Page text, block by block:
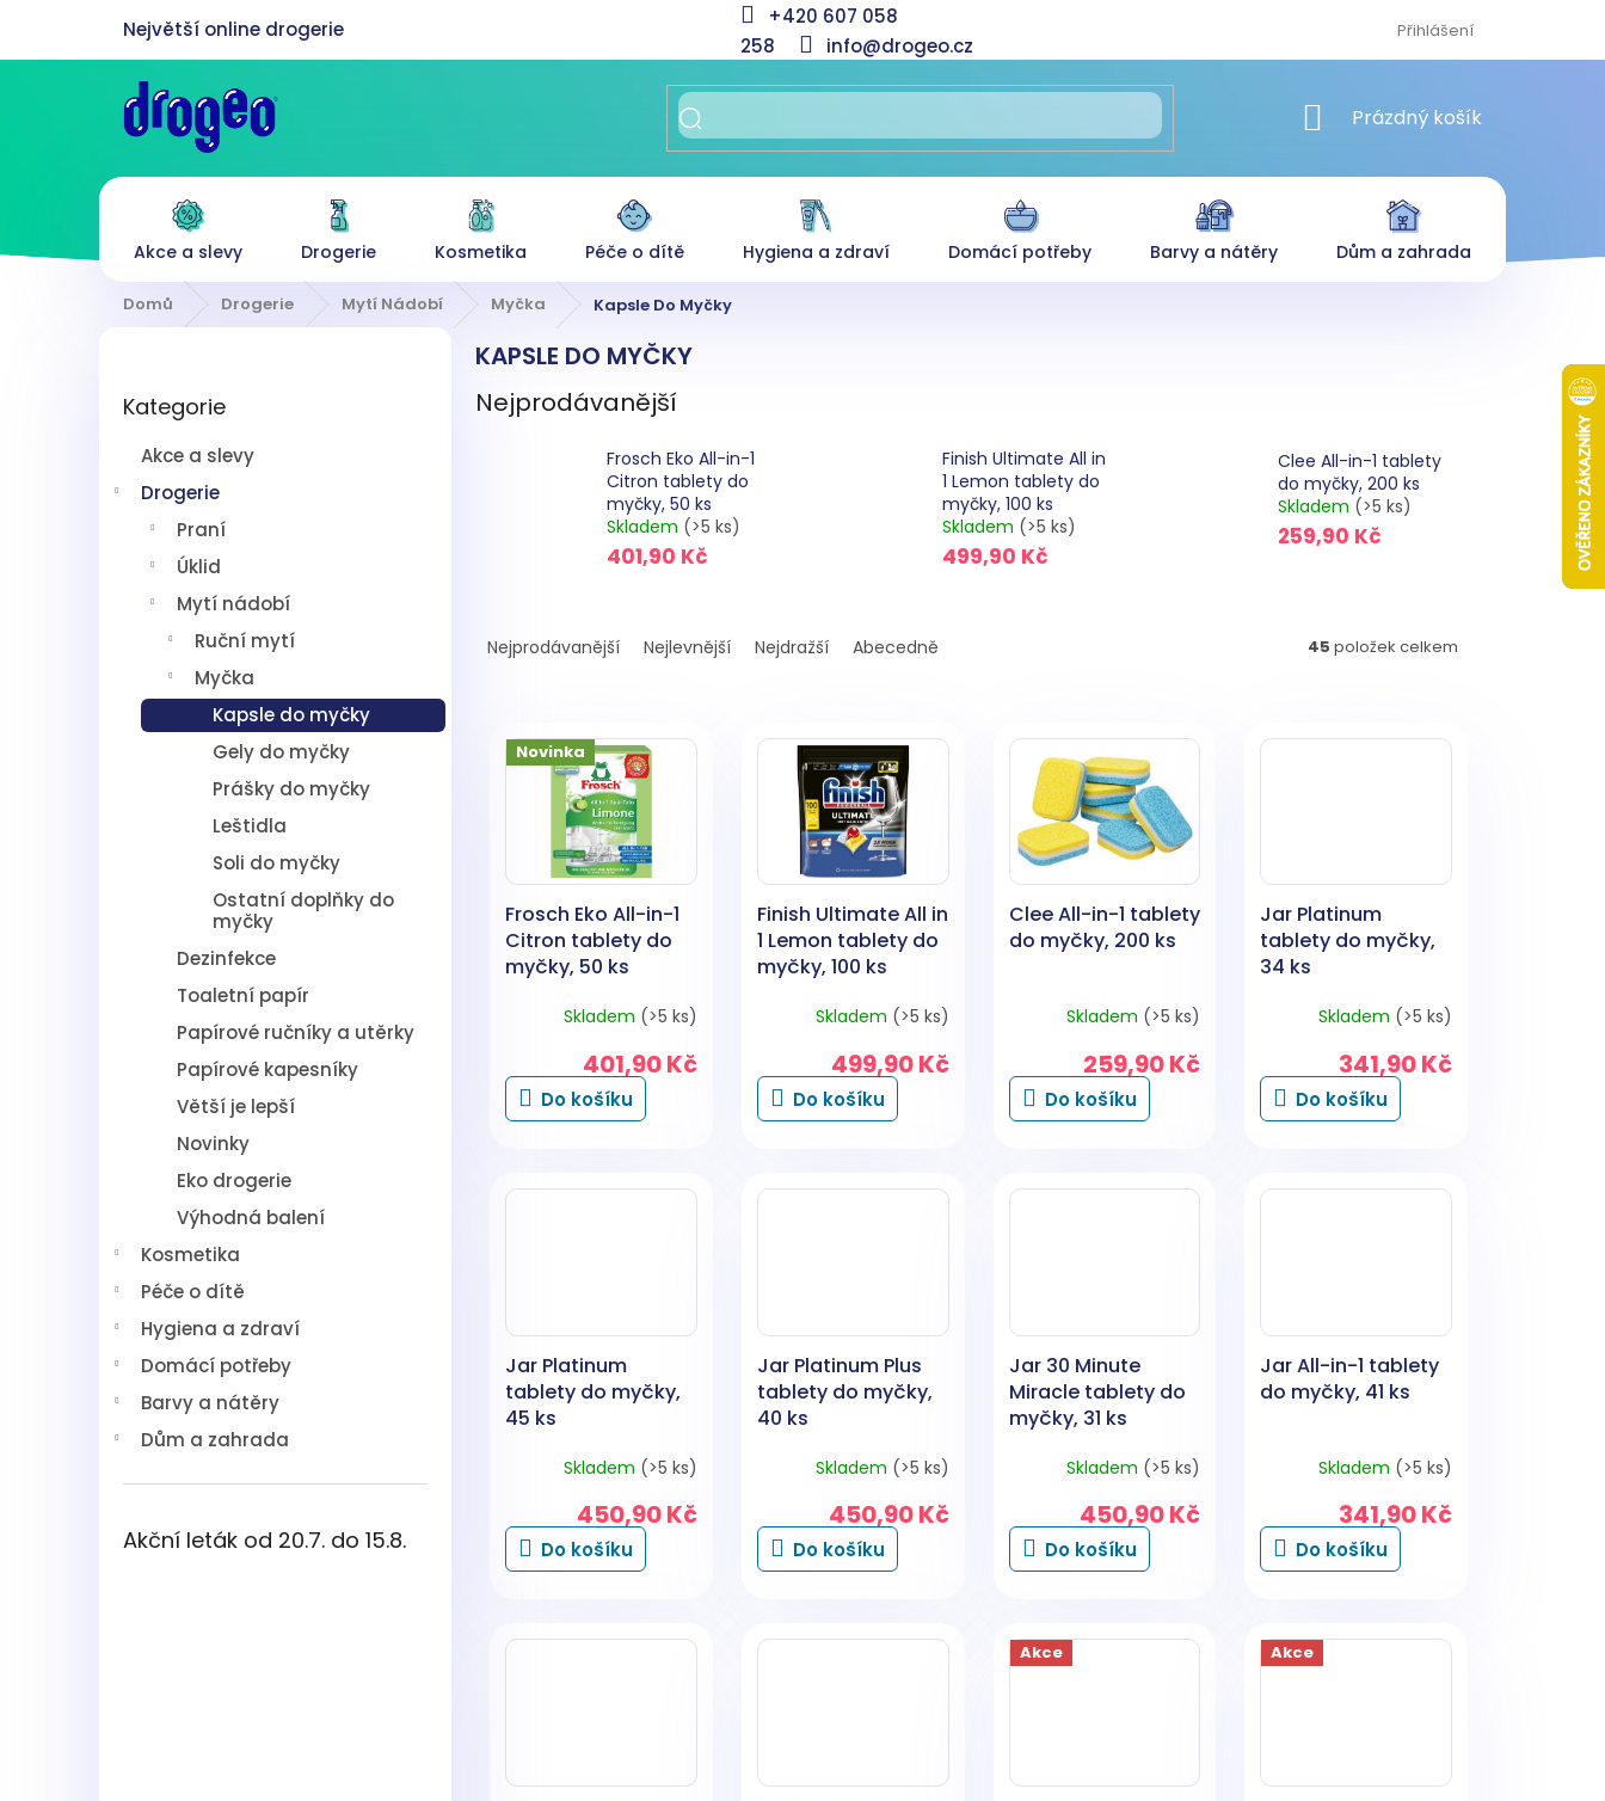
obsah
+420 607 058
258
info@drogeo.cz
Přihlášení
NÁKUPNÍ KOŠÍK
Prázdný košík
Akce a slevy Drogerie Kosmetika Péče o dítě Hygiena a zdraví Domácí potřeby Barvy a nátěry Dům a zahrada
Domů Drogerie Mytí Nádobí Myčka Kapsle Do Myčky
kategorie
Kategorie
Akce a slevy
Drogerie
Praní
Úklid
Mytí nádobí
Ruční mytí
Myčka
Kapsle do myčky
Gely do myčky
Prášky do myčky
Leštidla
Soli do myčky
Ostatní doplňky do
myčky
Dezinfekce
Toaletní papír
Papírové ručníky a utěrky
Papírové kapesníky
Větší je lepší
Novinky
Eko drogerie
Výhodná balení
Kosmetika
Péče o dítě
Hygiena a zdraví
Domácí potřeby
Barvy a nátěry
Dům a zahrada
Akční leták od 20.7. do 15.8.
KAPSLE DO MYČKY
Nejprodávanější
Frosch Eko All-in-1
Citron tablety do
myčky, 50 ks
Skladem (>5 ks)
401,90 Kč
Finish Ultimate All in
1 Lemon tablety do
myčky, 100 ks
Skladem (>5 ks)
499,90 Kč
Clee All-in-1 tablety
do myčky, 200 ks
Skladem (>5 ks)
259,90 Kč
aNejprodávanější Nejlevnější Nejdražší Abecedně 45 položek celkem
Novinka
Frosch Eko All-in-1
Citron tablety do
myčky, 50 ks
Skladem (>5 ks)
401,90 Kč
Do košíku
Finish Ultimate All in
1 Lemon tablety do
myčky, 100 ks
Skladem (>5 ks)
499,90 Kč
Do košíku
Clee All-in-1 tablety
do myčky, 200 ks
Skladem (>5 ks)
259,90 Kč
Do košíku
Jar Platinum
tablety do myčky,
34 ks
Skladem (>5 ks)
341,90 Kč
Do košíku
Jar Platinum
tablety do myčky,
45 ks
Skladem (>5 ks)
450,90 Kč
Do košíku
Jar Platinum Plus
tablety do myčky,
40 ks
Skladem (>5 ks)
450,90 Kč
Do košíku
Jar 30 Minute
Miracle tablety do
myčky, 31 ks
Skladem (>5 ks)
450,90 Kč
Do košíku
Jar All-in-1 tablety
do myčky, 41 ks
Skladem (>5 ks)
341,90 Kč
Do košíku
Akce Akce